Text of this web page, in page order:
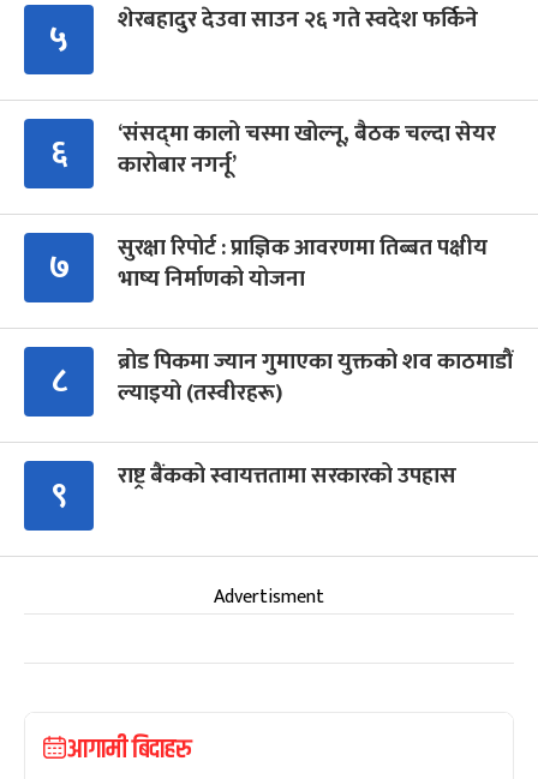
५ शेरबहादुर देउवा साउन २६ गते स्वदेश फर्किने
६
‘संसद्‍मा कालो चस्मा खोल्नू, बैठक चल्दा सेयर
कारोबार नगर्नू’
७
सुरक्षा रिपोर्ट : प्राज्ञिक आवरणमा तिब्बत पक्षीय
भाष्य निर्माणको योजना
८
ब्रोड पिकमा ज्यान गुमाएका युक्तको शव काठमाडौं
ल्याइयो (तस्वीरहरू)
९ राष्ट्र बैंकको स्वायत्ततामा सरकारको उपहास
Advertisment
आगामी बिदाहरु